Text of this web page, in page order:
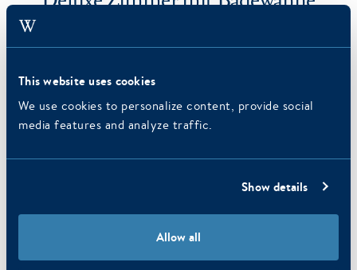
This website uses cookies
We use cookies to personalize content, provide social
media features and analyze traffic.
Show details
Allow all